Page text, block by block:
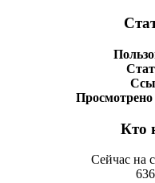
Просмотрено
Кто
Сейчас на